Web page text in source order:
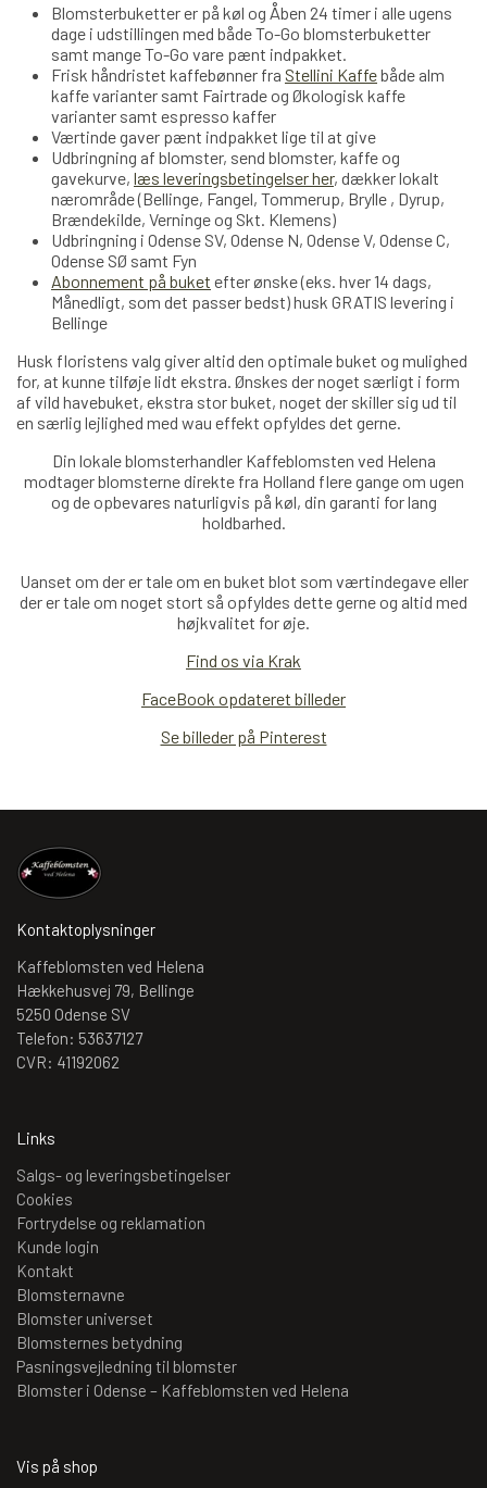
Blomsterbuketter er på køl og Åben 24 timer i alle ugens
dage i udstillingen med både To-Go blomsterbuketter
samt mange To-Go vare pænt indpakket.
Frisk håndristet kaffebønner fra Stellini Kaffebåde alm
kaffe varianter samt Fairtrade og Økologisk kaffe
varianter samt espresso kaffer
Værtinde gaver pænt indpakket lige til at give
Udbringning af blomster, send blomster, kaffe og
gavekurve, læs leveringsbetingelser her, dækker lokalt
nærområde (Bellinge, Fangel, Tommerup, Brylle , Dyrup,
Brændekilde, Verninge og Skt. Klemens)
Udbringning i Odense SV, Odense N, Odense V, Odense C,
Odense SØ samt Fyn
Abonnement på buket efter ønske (eks. hver 14 dags,
Månedligt, som det passer bedst) husk GRATIS levering i
Bellinge
Husk floristens valg giver altid den optimale buket og mulighed
for, at kunne tilføje lidt ekstra. Ønskes der noget særligt i form
af vild havebuket, ekstra stor buket, noget der skiller sig ud til
en særlig lejlighed med wau effekt opfyldes det gerne.
Din lokale blomsterhandler Kaffeblomsten ved Helena
modtager blomsterne direkte fra Holland fleregange om ugen
og de opbevares naturligvis på køl, din garanti for lang
holdbarhed.
Uanset om der er tale om en buket blot som værtindegave eller
der er tale om noget stort så opfyldes dette gerne og altid med
højkvalitet for øje.
Find os via Krak
FaceBook opdateret billeder
Se billeder på Pinterest
Kontaktoplysninger
Kaffeblomsten ved Helena
Hækkehusvej 79, Bellinge
5250 Odense SV
Telefon: 53637127
CVR: 41192062
Links
Salgs- og leveringsbetingelser
Cookies
Fortrydelse og reklamation
Kunde login
Kontakt
Blomsternavne
Blomster universet
Blomsternes betydning
Pasningsvejledning til blomster
Blomster i Odense – Kaffeblomsten ved Helena
Vis på shop